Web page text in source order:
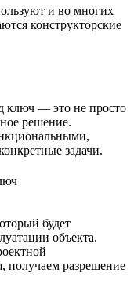
и во многих
конструкторские
ключ — это не просто
решение.
задачи.
будет
объекта.
получаем разрешение